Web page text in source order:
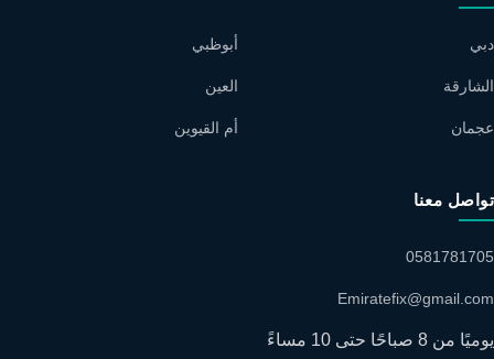
دبي
الشارقة
عجمان
أبوظبي
العين
أم القيوين
تواصل معنا
0581781705
Emiratefix@gmail.com
يوميًا من 8 صباحًا حتى 10 مساءً